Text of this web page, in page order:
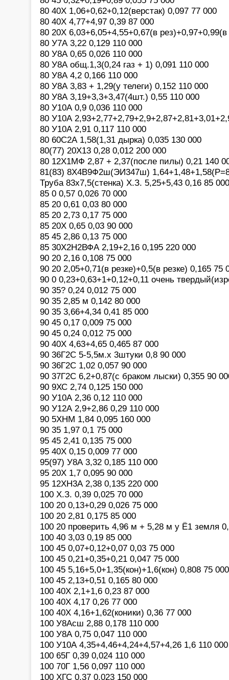
80 40Х 1,06+0,62+0,12(верстак) 0,097 77 000
80 40Х 4,77+4,97 0,39 87 000
80 20Х 6,03+6,05+4,55+0,67(в
80 У7А 3,22 0,129 110 000
80 У8А 0,65 0,026 110 000
80 У8А общ.1,3(0,24 газ + 1) 0,091 110 000
80 У8А 4,2 0,166 110 000
80 У8А 3,83 + 1,29(у телеги) 0,152 110 000
80 У8А 3,19+3,3+3,47(4шт.) 0,55 110 000
80 У10А 0,9 0,036 110 000
80 У10А
80 У10А 2,91 0,117 110 000
80 60С2А 1,58(1,31 дырка) 0,035 130 000
80(77) 20Х13 0,28 0,012 200 000
80 12Х1МФ 2,87 + 2,37(после пилы) 0,21 140
81(83) 8Х4В9Ф2ш(ЭИ347ш)
Труба 83х7,5(стенка) Х.З. 5,25+5,43 0,16 85 000
85 0 0,57 0,026 70 000
85 20 0,61 0,03 80 000
85 20 2,73 0,17 75 000
85 20Х 0,65 0,03 90 000
85 45 2,86 0,13 75 000
85 30Х2Н2ВФА 2,19+2,16 0,195 220 000
90 20 2,16 0,108 75 000
90 20 2,05+0,71(в резке)+0,5(в резке) 0,165 75
90 0 0,23+0,63+1+0,12+0,11 очень
90 35? 0,24 0,012 75 000
90 35 2,85 м 0,142 80 000
90 35 3,66+4,34 0,41 85 000
90 45 0,17 0,009 75 000
90 45 0,24 0,012 75 000
90 40Х 4,63+4,65 0,465 87 000
90 36Г2С 5-5,5м.х 3штуки 0,8 90 000
90 36Г2С 1,02 0,057 90 000
90 37Г2С 6,2+0,87(с браком лыски) 0,355 90
90 9ХС 2,74 0,125 150 000
90 У10А 2,36 0,12 110 000
90 У12А 2,9+2,86 0,29 110 000
90 5ХНМ 1,84 0,095 160 000
90 35 1,97 0,1 75 000
95 45 2,41 0,135 75 000
95 40Х 0,15 0,009 77 000
95(97) У8А 3,32 0,185 110 000
95 20Х 1,7 0,095 90 000
95 12ХН3А 2,38 0,135 220 000
100 Х.З. 0,39 0,025 70 000
100 20 0,13+0,29 0,026 75 000
100 20 2,81 0,175 85 000
100 20 проверить 4,96 м + 5,28 м у Ё1 земля
100 40 3,03 0,19 85 000
100 45 0,07+0,12+0,07 0,03 75 000
100 45 0,21+0,35+0,21 0,047 75 000
100 45 5,16+5,0+1,35(кон)+1,6(кон) 0,808 75 000
100 45 2,13+0,51 0,165 80 000
100 40Х 2,1+1,6 0,23 87 000
100 40Х 4,17 0,26 77 000
100 40Х 4,16+1,62(коники) 0,36 77 000
100 У8Асш 2,88 0,178 110 000
100 У8А 0,75 0,047 110 000
100 У10А 4,35+4,46+4,24+4,57+4,26 1,6 110 000
100 65Г 0,39 0,024 110 000
100 70Г 1,56 0,097 110 000
100 ХГС 0,37 0,023 150 000